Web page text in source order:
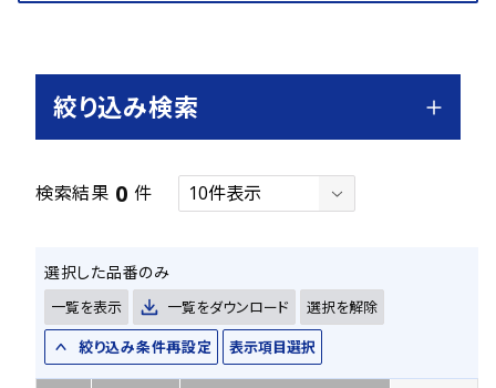
絞り込み検索
検索結果 0 件
選択した品番のみ
一覧を表示 一覧をダウンロード
選択を解除
絞り込み条件再設定
表示項目選択